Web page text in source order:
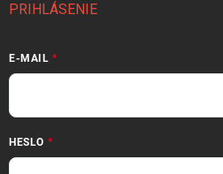
PRIHLÁSENIE
E-MAIL
HESLO